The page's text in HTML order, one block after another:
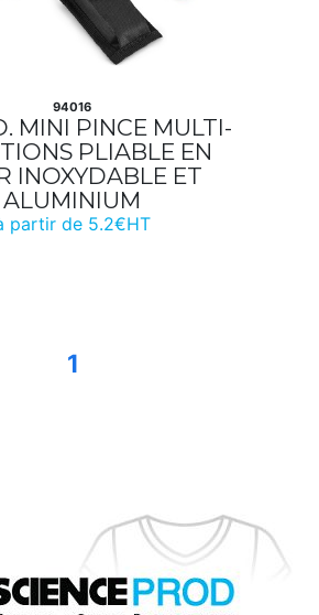
94016
MINI PINCE MULTI-
PLIABLE EN
INOXYDABLE ET
ALUMINIUM
partir de 5.2€HT
1